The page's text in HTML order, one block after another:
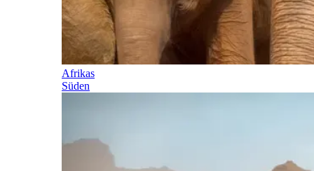
Afrikas
Süden